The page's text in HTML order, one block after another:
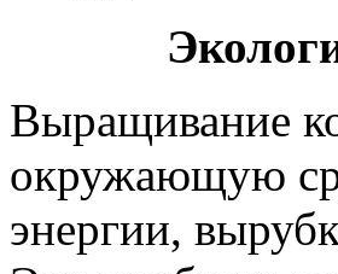
Выращивание
окружающую
энергии,